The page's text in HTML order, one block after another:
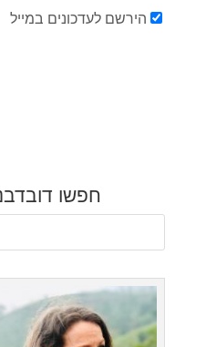
הירשם לעדכונים במייל
חפשו